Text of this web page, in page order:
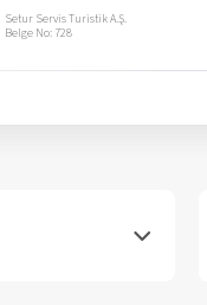
Setur Servis Turistik A.Ş.
Belge No: 728